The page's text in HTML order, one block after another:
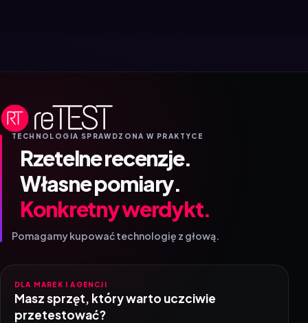
TECHNOLOGIA SPRAWDZONA W PRAKTYCE
Rzetelne recenzje.
Własne pomiary.
Konkretny werdykt.
Pomagamy kupować technologię z głową.
DLA MAREK I AGENCJI
Masz sprzęt, który warto uczciwie
przetestować?